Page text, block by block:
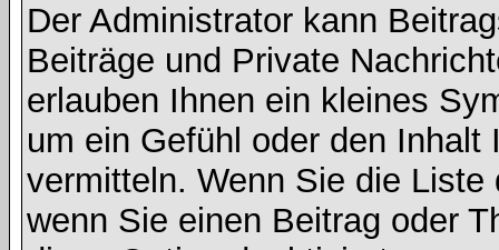
Der Administrator kann
Beiträge und Private
erlauben Ihnen ein kleines
um ein Gefühl oder den
vermitteln. Wenn Sie die
wenn Sie einen Beitrag oder